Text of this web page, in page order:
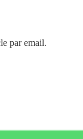
par email.